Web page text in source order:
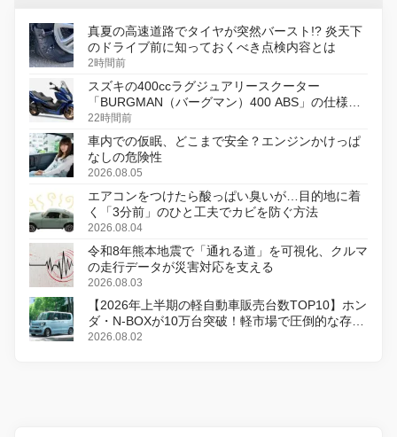
真夏の高速道路でタイヤが突然バースト!? 炎天下
のドライブ前に知っておくべき点検内容とは
2時間前
スズキの400ccラグジュアリースクーター
「BURGMAN（バーグマン）400 ABS」の仕様を
変更し、8月18日に発売
22時間前
車内での仮眠、どこまで安全？エンジンかけっぱ
なしの危険性
2026.08.05
エアコンをつけたら酸っぱい臭いが…目的地に着
く「3分前」のひと工夫でカビを防ぐ方法
2026.08.04
令和8年熊本地震で「通れる道」を可視化、クルマ
の走行データが災害対応を支える
2026.08.03
【2026年上半期の軽自動車販売台数TOP10】ホン
ダ・N-BOXが10万台突破！軽市場で圧倒的な存在
感
2026.08.02